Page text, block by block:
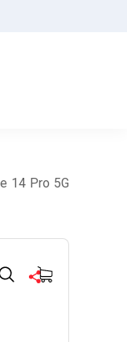
14 Pro 5G